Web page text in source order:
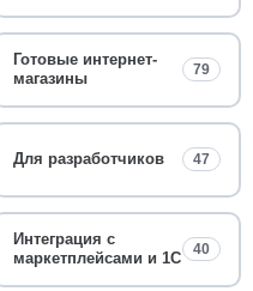
Готовые интернет-
магазины
79
Для разработчиков 47
Интеграция с
маркетплейсами и 1С
40